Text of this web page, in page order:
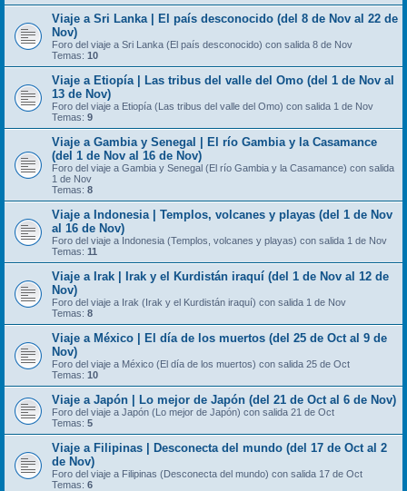
Viaje a Sri Lanka | El país desconocido (del 8 de Nov al 22 de
Nov)
Foro del viaje a Sri Lanka (El país desconocido) con salida 8 de Nov
Temas: 10
Viaje a Etiopía | Las tribus del valle del Omo (del 1 de Nov al
13 de Nov)
Foro del viaje a Etiopía (Las tribus del valle del Omo) con salida 1 de Nov
Temas: 9
Viaje a Gambia y Senegal | El río Gambia y la Casamance
(del 1 de Nov al 16 de Nov)
Foro del viaje a Gambia y Senegal (El río Gambia y la Casamance) con salida
1 de Nov
Temas: 8
Viaje a Indonesia | Templos, volcanes y playas (del 1 de Nov
al 16 de Nov)
Foro del viaje a Indonesia (Templos, volcanes y playas) con salida 1 de Nov
Temas: 11
Viaje a Irak | Irak y el Kurdistán iraquí (del 1 de Nov al 12 de
Nov)
Foro del viaje a Irak (Irak y el Kurdistán iraquí) con salida 1 de Nov
Temas: 8
Viaje a México | El día de los muertos (del 25 de Oct al 9 de
Nov)
Foro del viaje a México (El día de los muertos) con salida 25 de Oct
Temas: 10
Viaje a Japón | Lo mejor de Japón (del 21 de Oct al 6 de Nov)
Foro del viaje a Japón (Lo mejor de Japón) con salida 21 de Oct
Temas: 5
Viaje a Filipinas | Desconecta del mundo (del 17 de Oct al 2
de Nov)
Foro del viaje a Filipinas (Desconecta del mundo) con salida 17 de Oct
Temas: 6